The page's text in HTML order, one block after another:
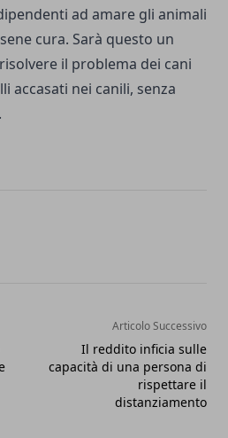
ad amare gli animali
cura. Sarà questo un
il problema dei cani
accasati nei canili, senza
Articolo Successivo
Il reddito inficia sulle
capacità di una persona di
rispettare il
distanziamento